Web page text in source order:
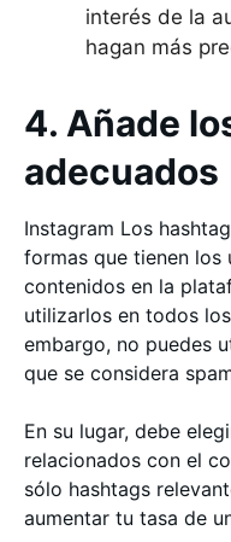
interés de la
hagan más
4. Añade
adecuados
Instagram Los
formas que tienen los
contenidos en la
utilizarlos en todos
embargo, no puedes
que se considera
En su lugar, debe
relacionados con el
sólo hashtags
aumentar tu tasa de